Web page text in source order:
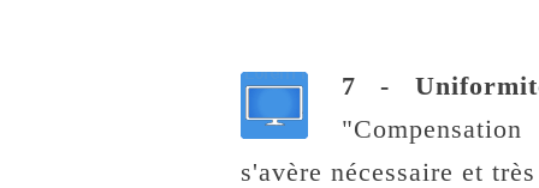
7 -
s'avère nécessaire et